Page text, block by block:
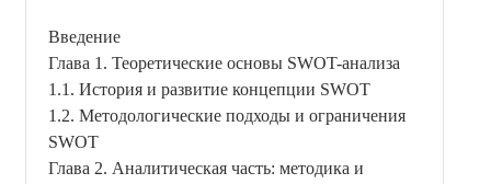
Введение
Глава 1. Теоретические основы SWOT-анализа
1.1. История и развитие концепции SWOT
1.2. Методологические подходы и ограничения
SWOT
Глава 2. Аналитическая часть: методика и